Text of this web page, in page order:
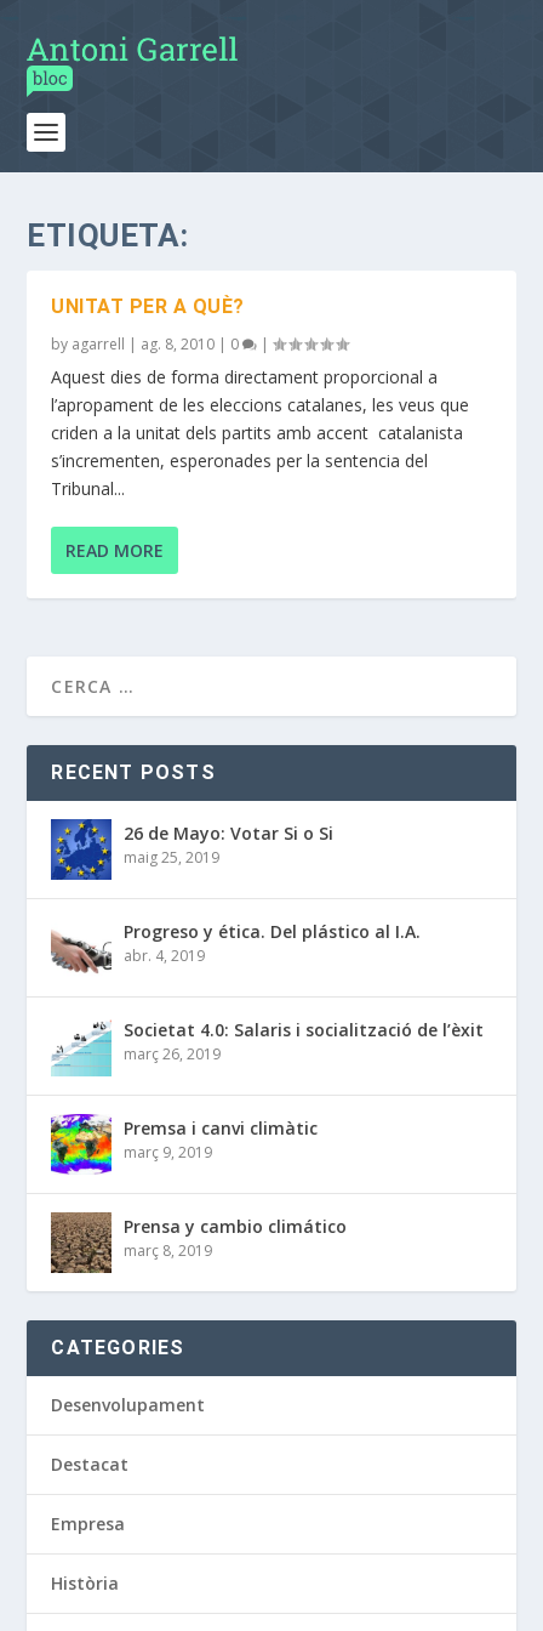
ETIQUETA:
UNITAT PER A QUÈ?
by agarrell | ag. 8, 2010 | 0 |
Aquest dies de forma directament proporcional a
l’apropament de les eleccions catalanes, les veus que
criden a la unitat dels partits amb accent catalanista
s’incrementen, esperonades per la sentencia del
Tribunal...
READ MORE
RECENT POSTS
26 de Mayo: Votar Si o Si
maig 25, 2019
Progreso y ética. Del plástico al I.A.
abr. 4, 2019
Societat 4.0: Salaris i socialització de l’èxit
març 26, 2019
Premsa i canvi climàtic
març 9, 2019
Prensa y cambio climático
març 8, 2019
CATEGORIES
Desenvolupament
Destacat
Empresa
Història